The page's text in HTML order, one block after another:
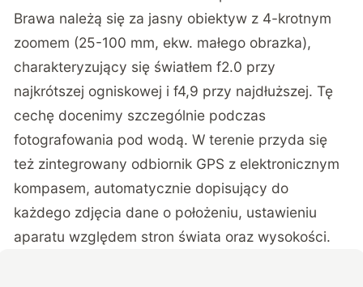
Brawa należą się za jasny obiektyw z 4-krotnym
zoomem (25-100 mm, ekw. małego obrazka),
charakteryzujący się światłem f2.0 przy
najkrótszej ogniskowej i f4,9 przy najdłuższej. Tę
cechę docenimy szczególnie podczas
fotografowania pod wodą. W terenie przyda się
też zintegrowany odbiornik GPS z elektronicznym
kompasem, automatycznie dopisujący do
każdego zdjęcia dane o położeniu, ustawieniu
aparatu względem stron świata oraz wysokości.